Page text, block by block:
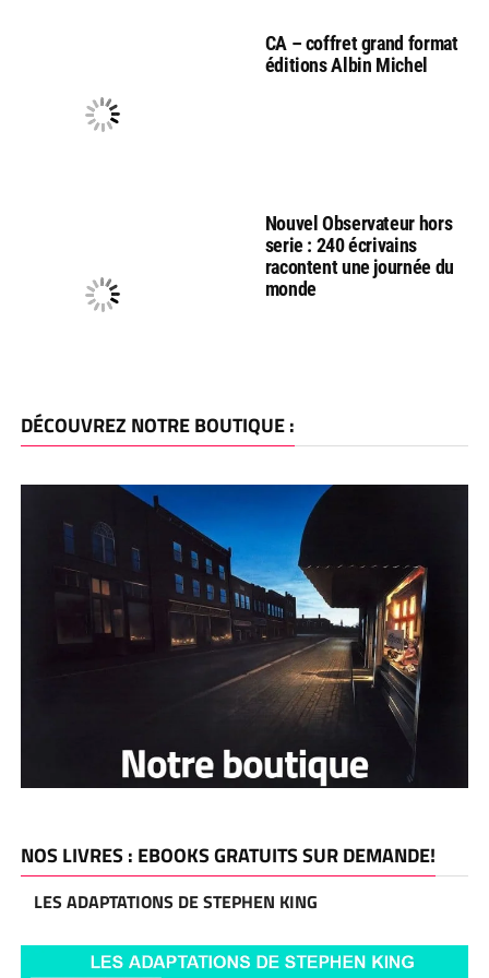
CA – coffret grand format
éditions Albin Michel
Nouvel Observateur hors
serie : 240 écrivains
racontent une journée du
monde
DÉCOUVREZ NOTRE BOUTIQUE :
NOS LIVRES : EBOOKS GRATUITS SUR DEMANDE!
LES ADAPTATIONS DE STEPHEN KING